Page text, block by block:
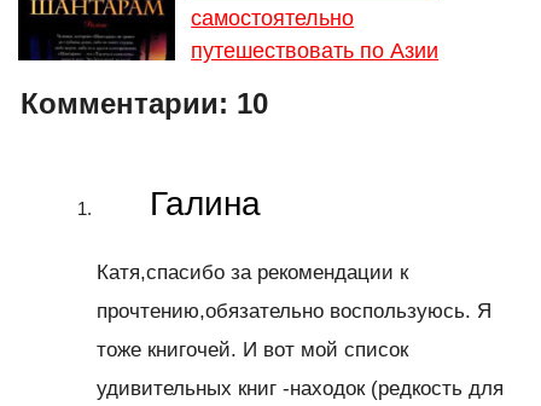
самостоятельно
путешествовать по Азии
Комментарии: 10
Галина
Катя,спасибо за рекомендации к
прочтению,обязательно воспользуюсь. Я
тоже книгочей. И вот мой список
удивительных книг -находок (редкость для